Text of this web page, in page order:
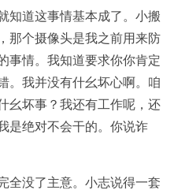
知道这事情基本成了。小搬
那个摄像头是我之前用来防
事情。我知道要求你你肯定
。我并没有什幺坏心啊。咱
幺坏事？我还有工作呢，还
是绝对不会干的。你说诈
全没了主意。小志说得一套